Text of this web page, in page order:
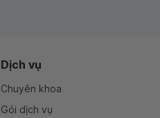
Dịch vụ
Chuyên khoa
Gói dịch vụ